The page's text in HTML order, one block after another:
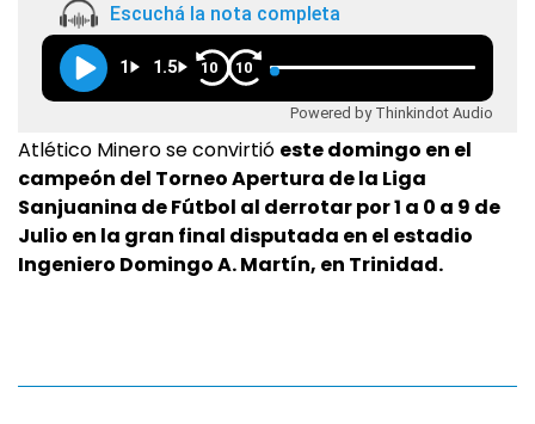
Escuchá la nota completa
1 1.5 10 10
Powered by Thinkindot Audio
Atlético Minero se convirtió este domingo en el
campeón del Torneo Apertura de la Liga
Sanjuanina de Fútbol al derrotar por 1 a 0 a 9 de
Julio en la gran final disputada en el estadio
Ingeniero Domingo A. Martín, en Trinidad.